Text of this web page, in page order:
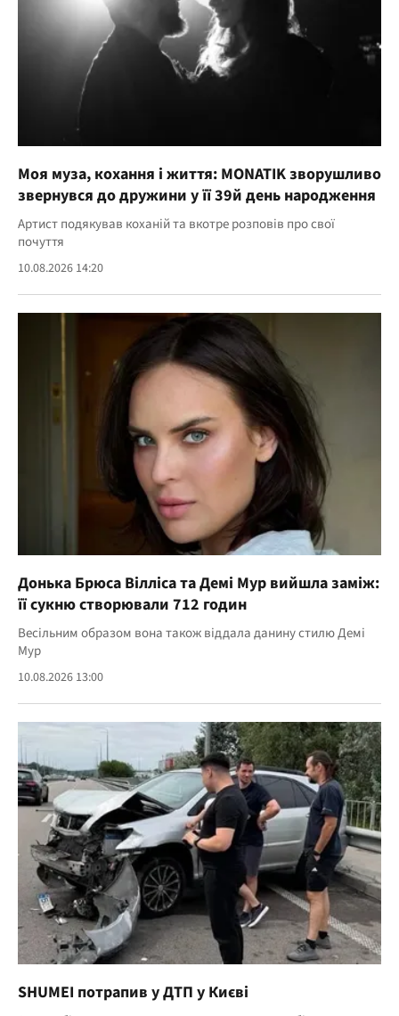
Моя муза, кохання і життя: MONATIK зворушливо
звернувся до дружини у її 39й день народження
Артист подякував коханій та вкотре розповів про свої
почуття
10.08.2026 14:20
Донька Брюса Вілліса та Демі Мур вийшла заміж:
її сукню створювали 712 годин
Весільним образом вона також віддала данину стилю Демі
Мур
10.08.2026 13:00
SHUMEI потрапив у ДТП у Києві